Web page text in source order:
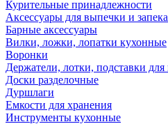
Курительные принадлежности
Аксессуары для выпечки и
Барные аксессуары
Вилки, ложки, лопатки кухонные
Воронки
Держатели, лотки, подставки
Доски разделочные
Дуршлаги
Емкости для хранения
Инструменты кухонные